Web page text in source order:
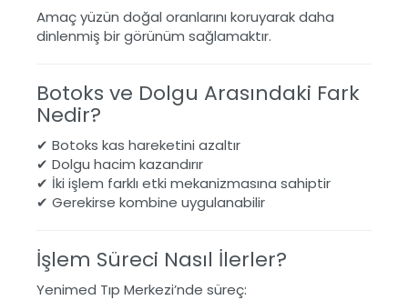
Amaç yüzün doğal oranlarını koruyarak daha
dinlenmiş bir görünüm sağlamaktır.
Botoks ve Dolgu Arasındaki Fark
Nedir?
✔ Botoks kas hareketini azaltır
✔ Dolgu hacim kazandırır
✔ İki işlem farklı etki mekanizmasına sahiptir
✔ Gerekirse kombine uygulanabilir
İşlem Süreci Nasıl İlerler?
Yenimed Tıp Merkezi’nde süreç: